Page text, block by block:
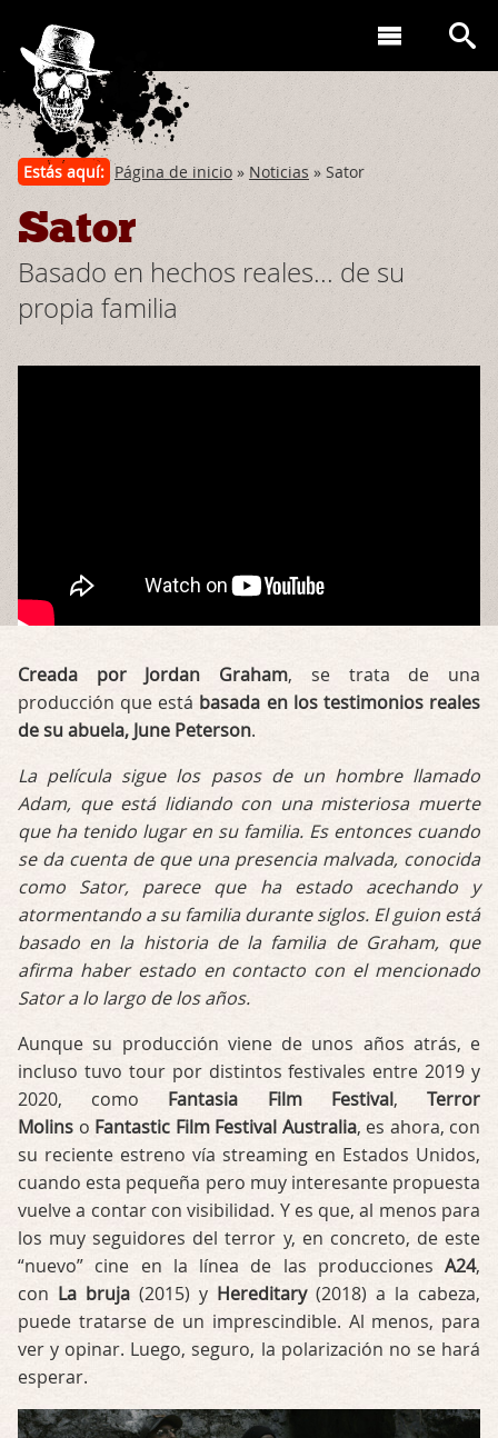
Estás aquí: Página de inicio » Noticias » Sator
Sator
Basado en hechos reales... de su
propia familia
Creada por Jordan Graham, se trata de una
producción que está basada en los testimonios reales
de su abuela, June Peterson.
La película sigue los pasos de un hombre llamado
Adam, que está lidiando con una misteriosa muerte
que ha tenido lugar en su familia. Es entonces cuando
se da cuenta de que una presencia malvada, conocida
como Sator, parece que ha estado acechando y
atormentando a su familia durante siglos. El guion está
basado en la historia de la familia de Graham, que
afirma haber estado en contacto con el mencionado
Sator a lo largo de los años.
Aunque su producción viene de unos años atrás, e
incluso tuvo tour por distintos festivales entre 2019 y
2020, como Fantasia Film Festival,Terror
Molins o Fantastic Film Festival Australia, es ahora, con
su reciente estreno vía streaming en Estados Unidos,
cuando esta pequeña pero muy interesante propuesta
vuelve a contar con visibilidad. Y es que, al menos para
los muy seguidores del terror y, en concreto, de este
“nuevo” cine en la línea de las producciones A24,
con La bruja (2015) y Hereditary(2018) a la cabeza,
puede tratarse de un imprescindible. Al menos, para
ver y opinar. Luego, seguro, la polarización no se hará
esperar.